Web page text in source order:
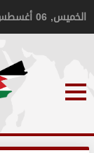
الخميس, 06 أغسطس, 2026